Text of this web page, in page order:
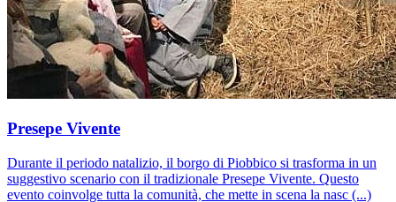
Presepe Vivente
Durante il periodo natalizio, il borgo di Piobbico si trasforma in un
suggestivo scenario con il tradizionale Presepe Vivente. Questo
evento coinvolge tutta la comunità, che mette in scena la nasc (...)